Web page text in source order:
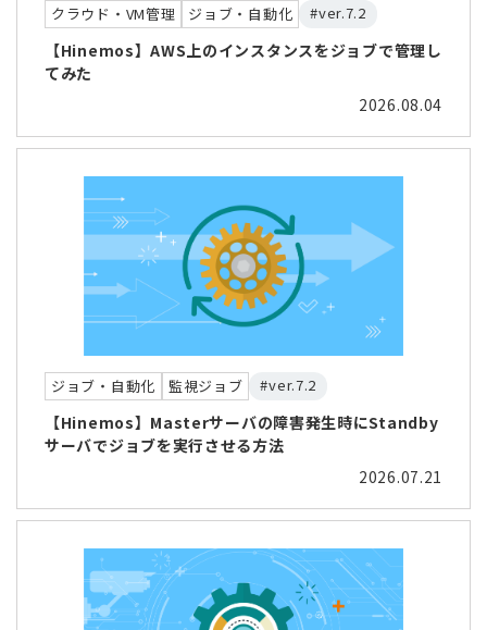
クラウド・VM管理 ジョブ・自動化 #ver.7.2
【Hinemos】AWS上のインスタンスをジョブで管理し
てみた
2026.08.04
ジョブ・自動化 監視ジョブ #ver.7.2
【Hinemos】Masterサーバの障害発生時にStandby
サーバでジョブを実行させる方法
2026.07.21